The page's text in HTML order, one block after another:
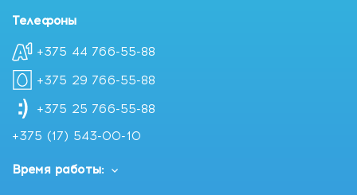
Телефоны
+375 44 766-55-88
+375 29 766-55-88
+375 25 766-55-88
+375 (17) 543-00-10
Время работы: